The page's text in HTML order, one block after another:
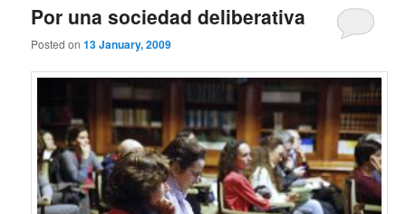
Por una sociedad deliberativa
Posted on13 January, 2009